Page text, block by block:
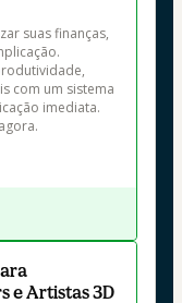
suas finanças,
com um sistema
imediata.
e Artistas 3D